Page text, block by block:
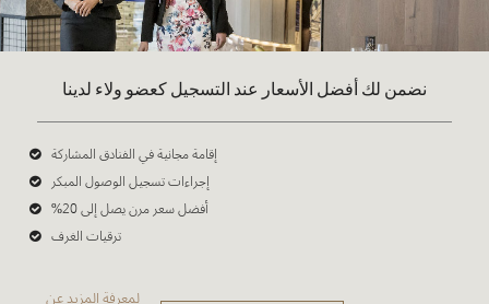
نضمن لك أفضل الأسعار عند التسجيل كعضو ولاء لدينا
إقامة مجانية في الفنادق المشاركة
إجراءات تسجيل الوصول المبكر
أفضل سعر مرن يصل إلى 20%
ترقيات الغرف